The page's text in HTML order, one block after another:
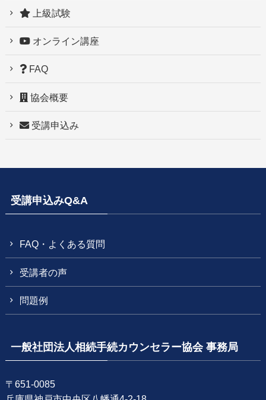
上級試験
オンライン講座
FAQ
協会概要
受講申込み
受講申込みQ&A
FAQ・よくある質問
受講者の声
問題例
一般社団法人相続手続カウンセラー協会 事務局
〒651-0085